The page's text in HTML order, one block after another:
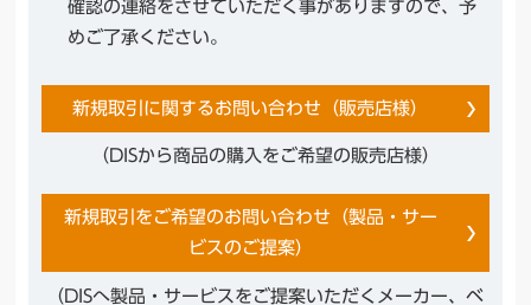
確認の連絡をさせていただく事がありますので、予
めご了承ください。
新規取引に関するお問い合わせ（販売店様）
（DISから商品の購入をご希望の販売店様）
新規取引をご希望のお問い合わせ（製品・サー
ビスのご提案）
（DISへ製品・サービスをご提案いただくメーカー、ベ